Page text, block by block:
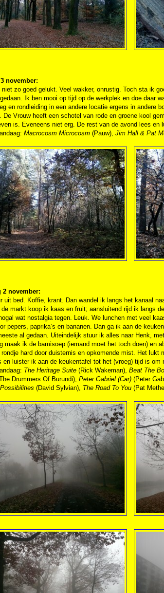
november:
zo goed gelukt. Veel wakker, onrustig. Toch sta ik
Ik ben mooi op tijd op de werkplek en doe daar
en rondleiding in een andere locatie ergens in
De Vrouw heeft een schotel van rode en groene kool
is. Eveneens niet erg. De rest van de avond lees en
Macrocosm Microcosm (Pauw), Jim Hall & Pat
2 november:
uit bed. Koffie, krant. Dan wandel ik langs het kanaal
de markt koop ik kaas en fruit; aansluitend rijd ik langs
wat nostalgia tegen. Leuk. We lunchen met veel
pepers, paprika’s en bananen. Dan ga ik aan de
al gedaan. Uiteindelijk stuur ik alles naar Henk,
maak ik de bamisoep (iemand moet het toch doen) en
hard door duisternis en opkomende mist. Het lukt
en luister ik aan de keukentafel tot het (vroeg) tijd is
The Heritage Suite (Rick Wakeman), Beat The
Drummers Of Burundi), Peter Gabriel (Car) (Peter
(David Sylvian), The Road To You (Pat